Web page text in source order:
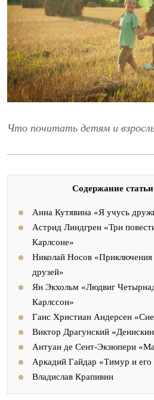
Что почитать детям и
Содержание статьи
Анна Кутявина «Я учусь
Астрид Линдгрен «Три
Карлсоне»
Николай Носов «Приключения
друзей»
Ян Экхольм «Людвиг
Карлссон»
Ганс Христиан Андерсен
Виктор Драгунский
Антуан де Сент-Экзюпери
Аркадий Гайдар «Тимур и его
Владислав Крапивин